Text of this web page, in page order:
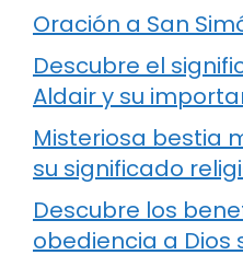
Oración a San
Descubre el
Aldair y su
Misteriosa bestia
su significado
Descubre los
obediencia a Dios